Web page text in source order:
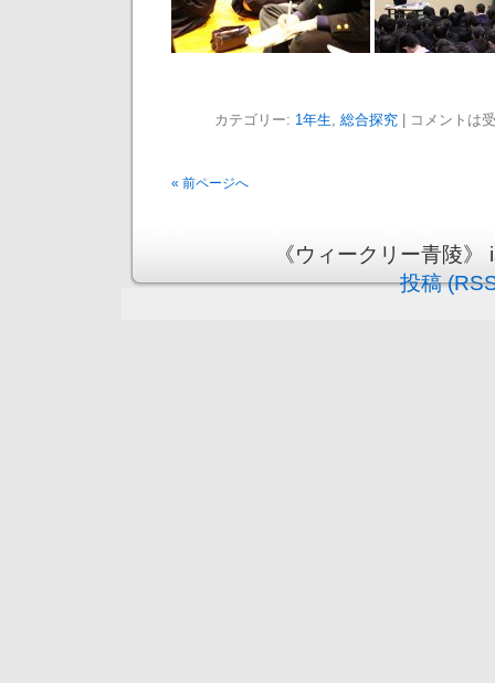
カテゴリー: 1年生, 総合探究 コメントは
« 前ページへ
《ウィークリー青陵
投稿